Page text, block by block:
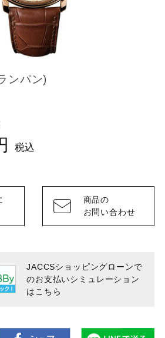
ンパン)
税込
商品の
お問い合わせ
JACCSショッピングローンで
のお支払いシミュレーション
はこちら